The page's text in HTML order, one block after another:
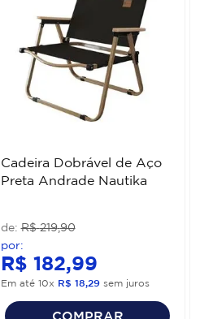
Cadeira Dobrável de Aço
Preta Andrade Nautika
R$ 219,90
R$ 182,99
Em até 10x R$ 18,29sem juros
COMPRAR